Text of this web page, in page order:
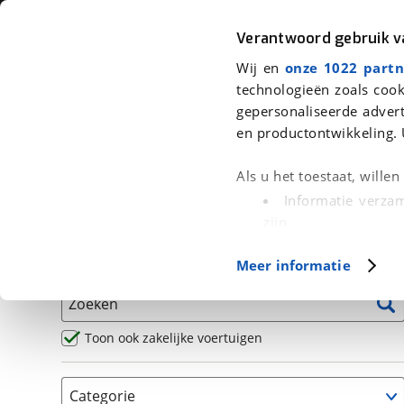
Verantwoord gebruik
Wij en onze 1022
technologieën zoals
gepersonaliseerde
en productontwikkeling.
Als u het toestaat, willen
Informatie
(fingerprinting)
in. U
Cookieverklaring.
Met cookies en
Functionele cookies
Meer informatie
Auto Fiets Motor
We hebben 0 motoren voor je
Zoeken
Toon ook zakelijke voertuigen
Categorie